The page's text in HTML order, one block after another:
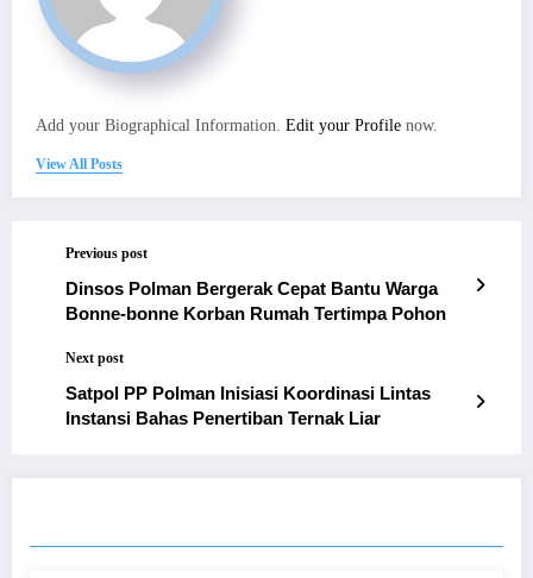
Add your Biographical Information. Edit your Profile now.
View All Posts
Previous post
Dinsos Polman Bergerak Cepat Bantu Warga
Bonne-bonne Korban Rumah Tertimpa Pohon
Next post
Satpol PP Polman Inisiasi Koordinasi Lintas
Instansi Bahas Penertiban Ternak Liar